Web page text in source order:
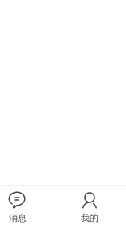
消息 我的